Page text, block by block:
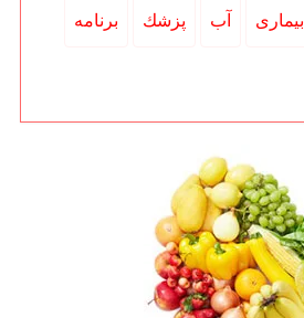
بیماری آب پزشك برنامه